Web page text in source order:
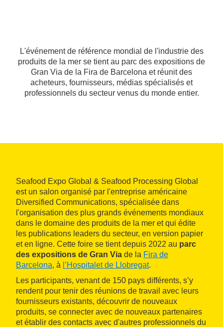
L'événement de référence mondial de l'industrie des
produits de la mer se tient au parc des expositions de
Gran Via de la Fira de Barcelona et réunit des
acheteurs, fournisseurs, médias spécialisés et
professionnels du secteur venus du monde entier.
Seafood Expo Global & Seafood Processing Global
est un salon organisé par l'entreprise américaine
Diversified Communications, spécialisée dans
l'organisation des plus grands événements mondiaux
dans le domaine des produits de la mer et qui édite
les publications leaders du secteur, en version papier
et en ligne. Cette foire se tient depuis 2022 au parc
des expositions de Gran Via de la Fira de
Barcelona, à l’Hospitalet de Llobregat.
Les participants, venant de 150 pays différents, s’y
rendent pour tenir des réunions de travail avec leurs
fournisseurs existants, découvrir de nouveaux
produits, se connecter avec de nouveaux partenaires
et établir des contacts avec d'autres professionnels du